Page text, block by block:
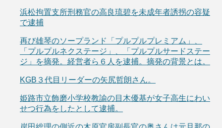
浜松拘置支所刑務官の高良琉碧を未成年者誘拐の容疑
で逮捕
再び雄琴のソープランド「プルプルプレミアム」、
「プルプルネクステージ」、「プルプルサードステー
ジ」を摘発。経営者ら６人を逮捕。摘発の背景とは。
KGB３代目リーダーの矢尻哲朗さん。
姫路市立飾磨小学校教諭の目木優基が女子高生にわい
せつ行為をしたとして逮捕。